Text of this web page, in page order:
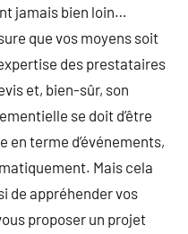
jamais bien loin…
que vos moyens soit
des prestataires
et, bien-sûr, son
se doit d’être
en terme d’événements,
Mais cela
de appréhender vos
proposer un projet